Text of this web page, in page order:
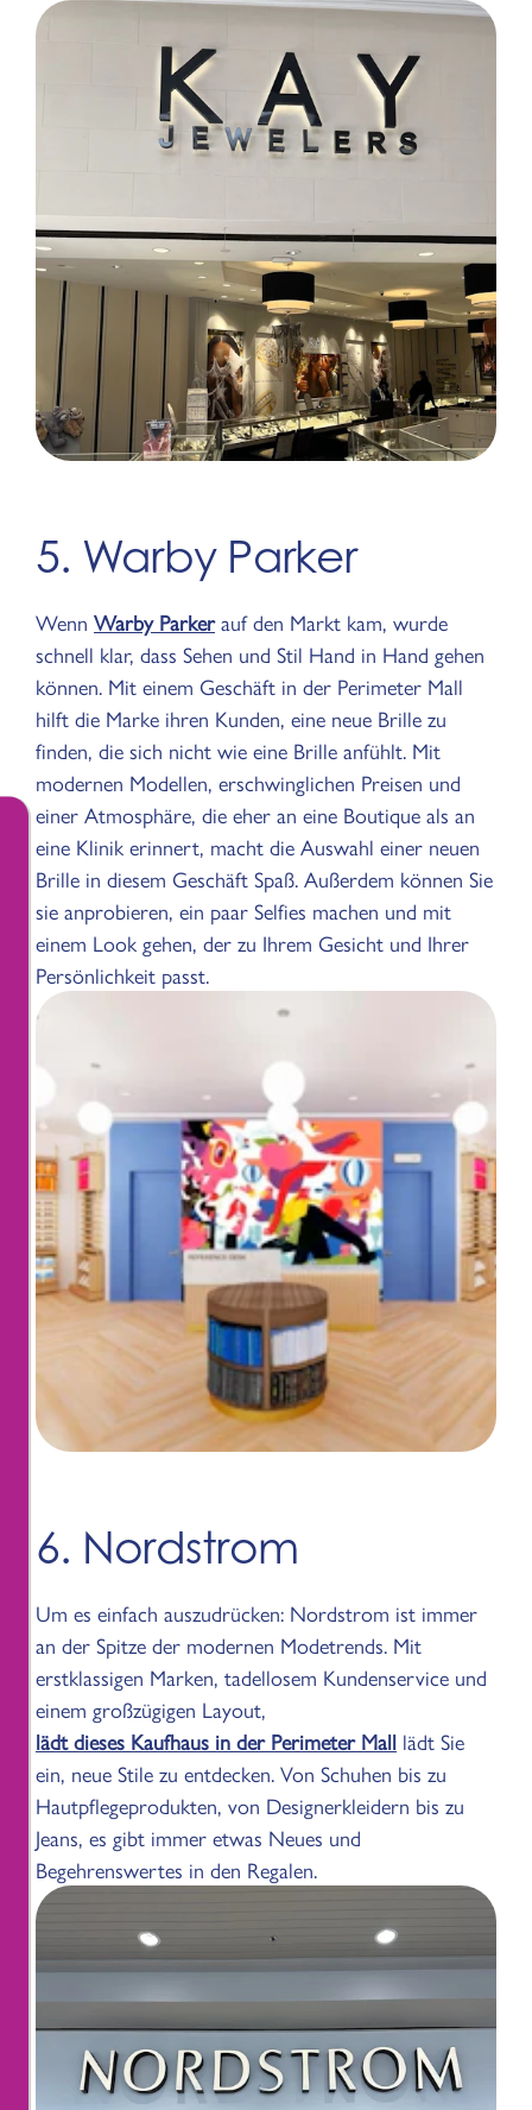
5. Warby Parker
Wenn Warby Parkerauf den Markt kam, wurde
schnell klar, dass Sehen und Stil Hand in Hand gehen
können. Mit einem Geschäft in der Perimeter Mall
hilft die Marke ihren Kunden, eine neue Brille zu
finden, die sich nicht wie eine Brille anfühlt. Mit
modernen Modellen, erschwinglichen Preisen und
einer Atmosphäre, die eher an eine Boutique als an
eine Klinik erinnert, macht die Auswahl einer neuen
Brille in diesem Geschäft Spaß. Außerdem können Sie
sie anprobieren, ein paar Selfies machen und mit
einem Look gehen, der zu Ihrem Gesicht und Ihrer
Persönlichkeit passt.
6. Nordstrom
Um es einfach auszudrücken: Nordstrom ist immer
an der Spitze der modernen Modetrends. Mit
erstklassigen Marken, tadellosem Kundenservice und
einem großzügigen Layout,
lädt dieses Kaufhaus in der Perimeter Mall lädt Sie
ein, neue Stile zu entdecken. Von Schuhen bis zu
Hautpflegeprodukten, von Designerkleidern bis zu
Jeans, es gibt immer etwas Neues und
Begehrenswertes in den Regalen.